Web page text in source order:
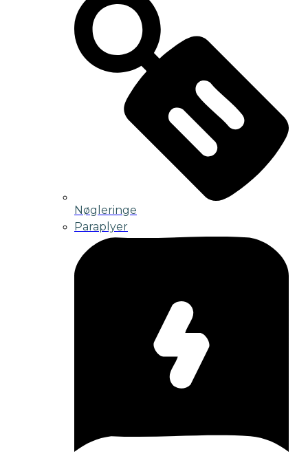
Nøgleringe
Paraplyer